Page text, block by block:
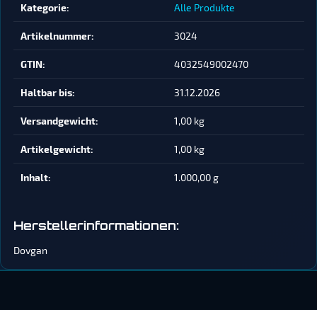
Kategorie: Alle Produkte
Artikelnummer: 3024
GTIN: 4032549002470
Haltbar bis: 31.12.2026
Versandgewicht‍: 1,00 kg
Artikelgewicht‍: 1,00 kg
Inhalt‍: 1.000,00 g
Herstellerinformationen:
Dovgan